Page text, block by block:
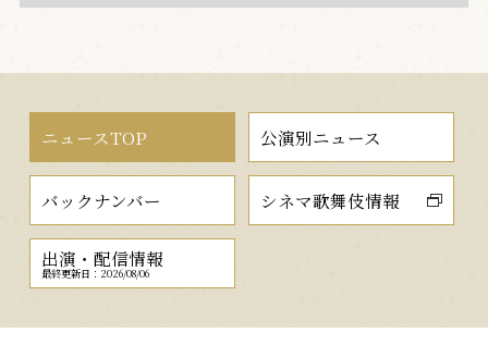
ニュースTOP 公演別ニュース
バックナンバー シネマ歌舞伎情報
出演・配信情報
最終更新日：2026/08/06